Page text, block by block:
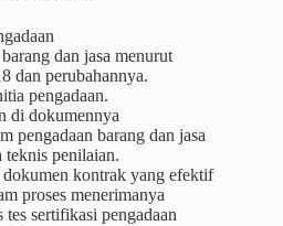
dan jasa menurut
dan perubahannya.
pengadaan.
di dokumennya
pengadaan barang dan jasa
teknis penilaian.
kontrak yang efektif
proses menerimanya
sertifikasi pengadaan